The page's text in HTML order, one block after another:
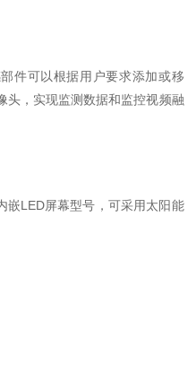
件可以根据用户要求添加或移
头，实现监测数据和监控视频融
嵌LED屏幕型号，可采用太阳能